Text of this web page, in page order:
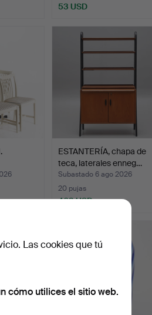
53 USD
ESTANTERÍA, chapa de
teca, laterales enneg…
Subastado 6 ago 2026
20 pujas
403 USD
Las cookies que tú
cómo utilices el sitio web.